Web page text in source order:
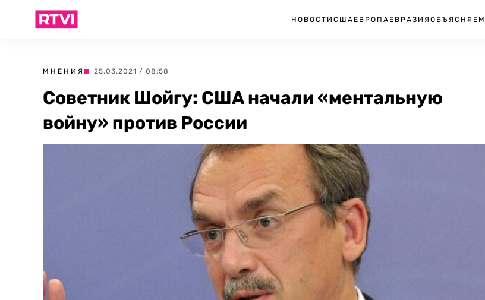
НОВОСТИ США ЕВРОПА ЕВРАЗИЯ ОБЪЯСНЯЕМ
МНЕНИЯ | 25.03.2021 / 08:58
Советник Шойгу: США начали «ментальную
войну» против России